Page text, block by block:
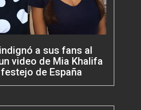
a sus fans al
video de Mia Khalifa
de España